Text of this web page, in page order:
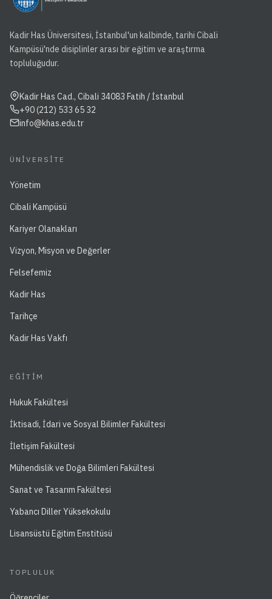
Kadir Has Üniversitesi, İstanbul'un kalbinde, tarihi Cibali
Kampüsü'nde disiplinler arası bir eğitim ve araştırma
topluluğudur.
Kadir Has Cad., Cibali 34083 Fatih / İstanbul
+90 (212) 533 65 32
info@khas.edu.tr
ÜNIVERSITE
Yönetim
Cibali Kampüsü
Kariyer Olanakları
Vizyon, Misyon ve Değerler
Felsefemiz
Kadir Has
Tarihçe
Kadir Has Vakfı
EĞITIM
Hukuk Fakültesi
İktisadi, İdari ve Sosyal Bilimler Fakültesi
İletişim Fakültesi
Mühendislik ve Doğa Bilimleri Fakültesi
Sanat ve Tasarım Fakültesi
Yabancı Diller Yüksekokulu
Lisansüstü Eğitim Enstitüsü
TOPLULUK